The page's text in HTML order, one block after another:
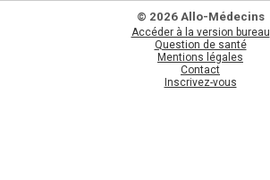
© 2026 Allo-Médecins
Accéder à la version bureau
Question de santé
Mentions légales
Contact
Inscrivez-vous